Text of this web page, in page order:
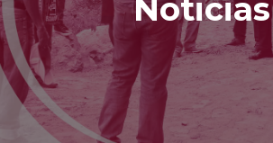
Noticias